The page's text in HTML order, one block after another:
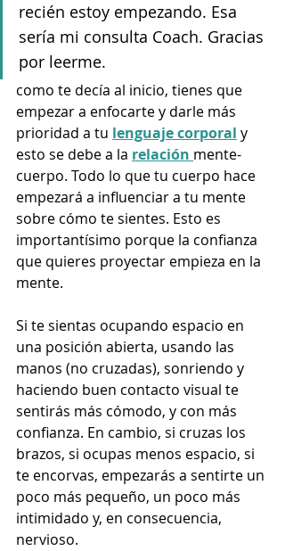
recién estoy empezando. Esa
sería mi consulta Coach. Gracias
por leerme.
como te decía al inicio, tienes que
empezar a enfocarte y darle más
prioridad a tu lenguaje corporal y
esto se debe a la relación mente-
cuerpo. Todo lo que tu cuerpo hace
empezará a influenciar a tu mente
sobre cómo te sientes. Esto es
importantísimo porque la confianza
que quieres proyectar empieza en la
mente.
Si te sientas ocupando espacio en
una posición abierta, usando las
manos (no cruzadas), sonriendo y
haciendo buen contacto visual te
sentirás más cómodo, y con más
confianza. En cambio, si cruzas los
brazos, si ocupas menos espacio, si
te encorvas, empezarás a sentirte un
poco más pequeño, un poco más
intimidado y, en consecuencia,
nervioso.